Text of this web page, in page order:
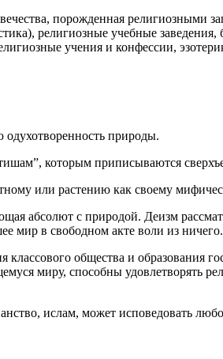
порожденная религиозными
религиозные учебные
учения и конфессии,
природы.
которым приписываются
или растению как своему
абсолют с природой. Деизм
мир в свободном акте воли из ничего.
общества и
миру, способны удовлетворять
ислам, может исповедовать